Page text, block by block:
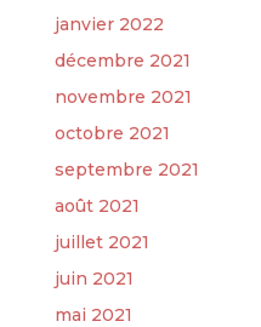
janvier 2022
décembre 2021
novembre 2021
octobre 2021
septembre 2021
août 2021
juillet 2021
juin 2021
mai 2021